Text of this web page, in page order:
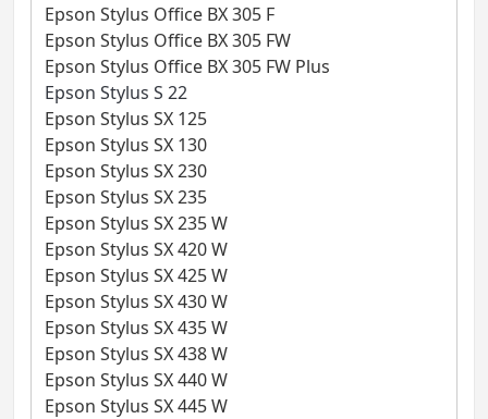
Epson Stylus Office BX 305 F
Epson Stylus Office BX 305 FW
Epson Stylus Office BX 305 FW Plus
Epson Stylus S 22
Epson Stylus SX 125
Epson Stylus SX 130
Epson Stylus SX 230
Epson Stylus SX 235
Epson Stylus SX 235 W
Epson Stylus SX 420 W
Epson Stylus SX 425 W
Epson Stylus SX 430 W
Epson Stylus SX 435 W
Epson Stylus SX 438 W
Epson Stylus SX 440 W
Epson Stylus SX 445 W